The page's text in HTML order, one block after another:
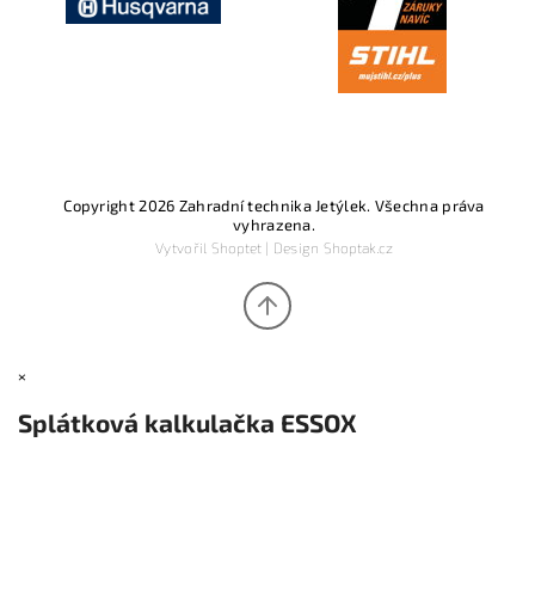
Copyright 2026 Zahradní technika Jetýlek. Všechna práva
vyhrazena.
Vytvořil Shoptet| Design Shoptak.cz
×
Splátková kalkulačka ESSOX